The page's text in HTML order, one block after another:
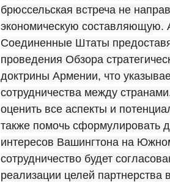
брюссельская встреча не
экономическую составляющую.
Соединенные Штаты
проведения Обзора
доктрины Армении, что
сотрудничества между
оценить все аспекты и
также помочь сформулировать
интересов Вашингтона на
сотрудничество будет
реализации целей партнерства